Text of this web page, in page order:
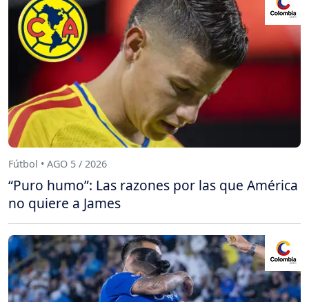
Fútbol • AGO 5 / 2026
“Puro humo”: Las razones por las que América
no quiere a James